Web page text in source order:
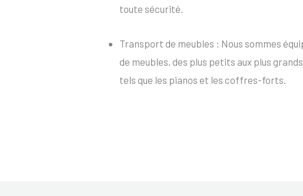
toute sécurité.
Transport de meubles : Nous sommes
de meubles, des plus petits aux plus
tels que les pianos et les coffres-forts.